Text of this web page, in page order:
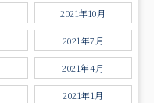
2021年10月
2021年7月
2021年4月
2021年1月